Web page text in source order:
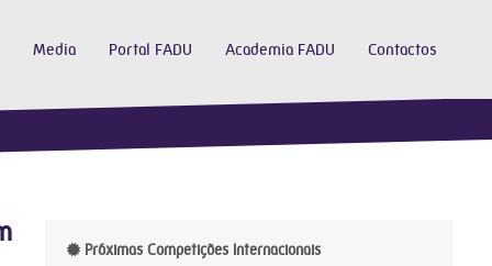
Media Portal FADU Academia FADU Contactos
Próximas Competições Internacionais